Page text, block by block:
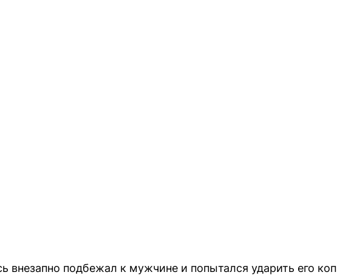
внезапно подбежал к мужчине и попытался ударить его